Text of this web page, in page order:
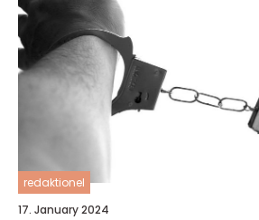
redaktionel
17. January 2024